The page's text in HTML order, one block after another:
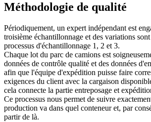
Méthodologie de qualité
Périodiquement, un expert indépendant est
troisième échantillonnage et des variations
processus d'échantillonnage 1, 2 et 3.
Chaque lot du parc de camions est
données de contrôle qualité et des données
afin que l'équipe d'expédition puisse faire
exigences du client avec la cargaison
cela connecte la partie entreposage et
Ce processus nous permet de suivre
production va dans quel conteneur et, par
partir de là.